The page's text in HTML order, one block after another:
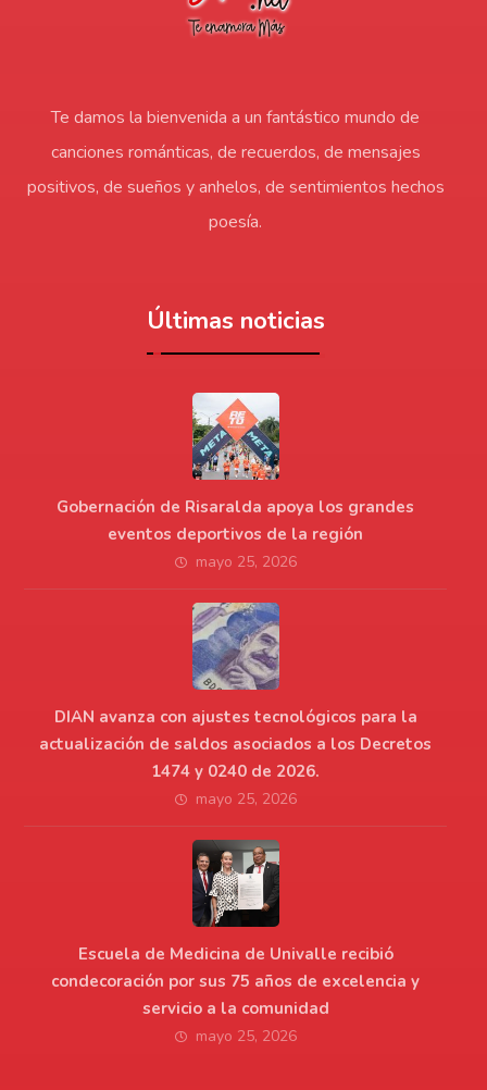
Te damos la bienvenida a un fantástico mundo de
canciones románticas, de recuerdos, de mensajes
positivos, de sueños y anhelos, de sentimientos hechos
poesía.
Últimas noticias
Gobernación de Risaralda apoya los grandes
eventos deportivos de la región
mayo 25, 2026
DIAN avanza con ajustes tecnológicos para la
actualización de saldos asociados a los Decretos
1474 y 0240 de 2026.
mayo 25, 2026
Escuela de Medicina de Univalle recibió
condecoración por sus 75 años de excelencia y
servicio a la comunidad
mayo 25, 2026